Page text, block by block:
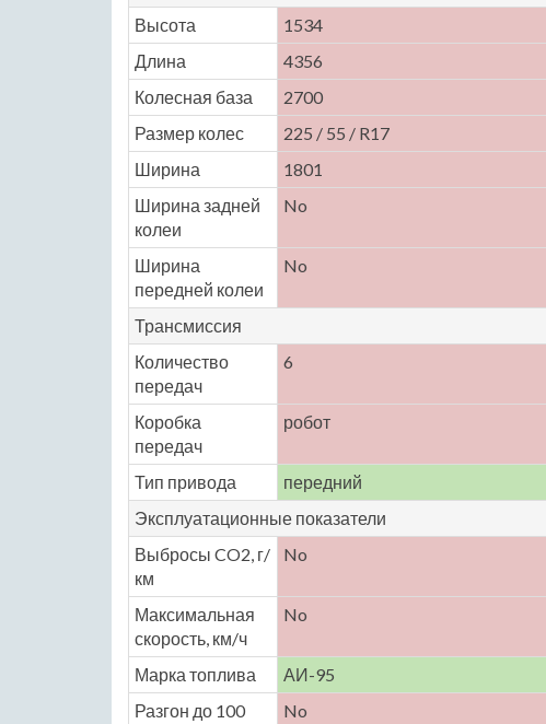
Высота
1534
Длина
4356
Колесная база
2700
Размер колес
225 / 55 / R17
Ширина
1801
Ширина задней
колеи
No
Ширина
передней колеи
No
Трансмиссия
Количество
передач
6
Коробка
передач
робот
Тип привода передний
Эксплуатационные показатели
Выбросы CO2, г/
км
No
Максимальная
скорость, км/ч
No
Марка топлива АИ-95
Разгон до 100
No